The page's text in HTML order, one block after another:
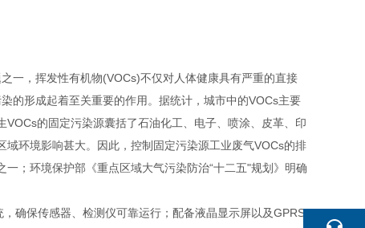
一，挥发性有机物(VOCs)不仅对人体健康具有严重的直接
的形成起着至关重要的作用。据统计，城市中的VOCs主要
的固定污染源囊括了石油化工、电子、喷涂、皮革、印
环境影响甚大。因此，控制固定污染源工业废气VOCs的排
；环境保护部《重点区域大气污染防治“十二五"规划》明确
确保传感器、检测仪可靠运行；配备液晶显示屏以及GPRS